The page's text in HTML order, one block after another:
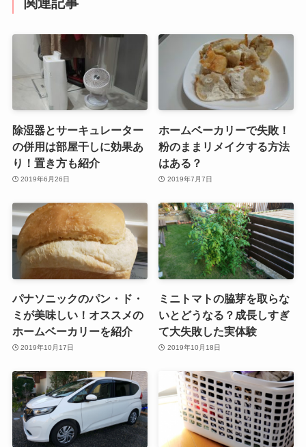
除湿器とサーキュレーター
の併用は部屋干しに効果あ
り！置き方も紹介
2019年6月26日
ホームベーカリーで失敗！
粉のままリメイクする方法
はある？
2019年7月7日
パナソニックのパン・ド・
ミが美味しい！オススメの
ホームベーカリーを紹介
2019年10月17日
ミニトマトの脇芽を取らな
いとどうなる？成長しすぎ
て大失敗した実体験
2019年10月18日